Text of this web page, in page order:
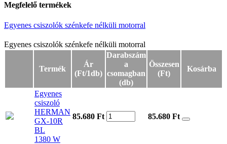
Megfelelő termékek
Egyenes csiszolók szénkefe nélküli motorral
Egyenes csiszolók szénkefe nélküli motorral
Egyenes csiszolók szénkefe nélküli motorral
Termék
Ár
(Ft/1db)
Darabszám
a
csomagban
(db)
Összesen
(Ft)
Kosárba
Egyenes
csiszoló
HERMAN
GX-10R
BL
1380 W
85.680 Ft 85.680 Ft